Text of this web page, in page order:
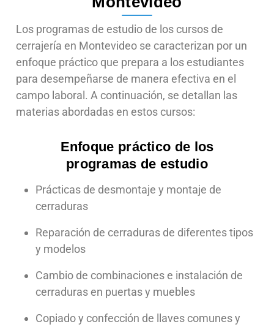
Los programas de estudio de los cursos de
cerrajería en Montevideo se caracterizan por un
enfoque práctico que prepara a los estudiantes
para desempeñarse de manera efectiva en el
campo laboral. A continuación, se detallan las
materias abordadas en estos cursos:
Enfoque práctico de los
programas de estudio
Prácticas de desmontaje y montaje de
cerraduras
Reparación de cerraduras de diferentes tipos
y modelos
Cambio de combinaciones e instalación de
cerraduras en puertas y muebles
Copiado y confección de llaves comunes y